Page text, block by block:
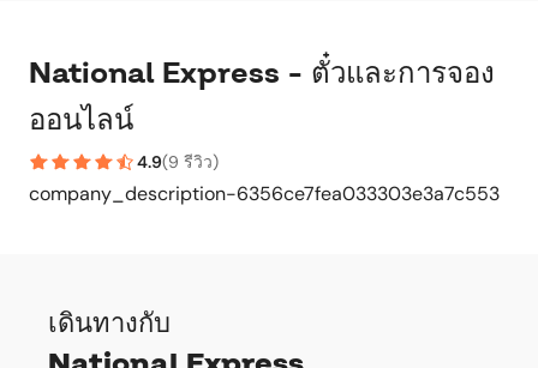
National Express - ตั๋วและการจอง
ออนไลน์
4.9(9 รีวิว)
company_description-6356ce7fea033303e3a7c553
เดินทางกับ